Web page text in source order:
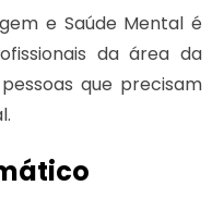
e Saúde Mental é
da área da
que precisam